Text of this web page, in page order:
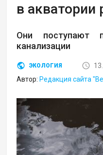
в акватории
Они поступают
канализации
ЭКОЛОГИЯ
Автор: Редакция сайта